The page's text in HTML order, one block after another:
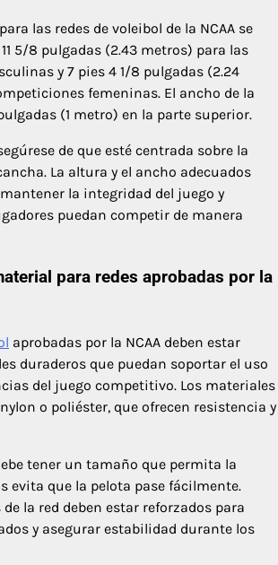
las redes de voleibol de la NCAA se
5/8 pulgadas (2.43 metros) para las
y 7 pies 4 1/8 pulgadas (2.24
femeninas. El ancho de la
(1 metro) en la parte superior.
de que esté centrada sobre la
La altura y el ancho adecuados
la integridad del juego y
puedan competir de manera
para redes aprobadas por la
aprobadas por la NCAA deben estar
duraderos que puedan soportar el uso
del juego competitivo. Los materiales
o poliéster, que ofrecen resistencia y
tener un tamaño que permita la
evita que la pelota pase fácilmente.
de la red deben estar reforzados para
y asegurar estabilidad durante los